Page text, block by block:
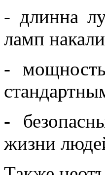
- длинна
ламп
-
-
жизни